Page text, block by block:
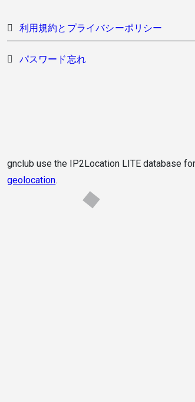
利用規約とプライバシーポリシー
パスワード忘れ
gnclub use the IP2Location LITE database for
geolocation.